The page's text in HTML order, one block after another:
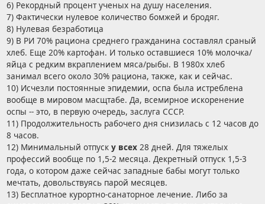
6) Рекордный процент ученых на душу населения.
7) Фактически нулевое количество бомжей и бродяг.
8) Нулевая безработица
9) В РИ 70% рациона среднего гражданина составлял сраный
хлеб. Еще 20% картофан. И только оставшиеся 10% молочка/
яйца с редким вкраплением мяса/рыбы. В 1980х хлеб
занимал всего около 30% рациона, также, как и сейчас.
10) Исчезли постоянные эпидемии, оспа была истреблена
вообще в мировом масщтабе. Да, всемирное искоренение
оспы -- это, в первую очередь, заслуга СССР.
11) Продолжительность рабочего дня снизилась с 12 часов до
8 часов.
12) Минимальный отпуск у всех28 дней. Для тяжелых
профессий вообще по 1,5-2 месяца. Декретный отпуск 1,5-3
года, о котором даже сейчас западные бабы могут только
мечтать, довольствуясь парой месяцев.
13) Бесплатное курортно-санаторное лечение. Либо за